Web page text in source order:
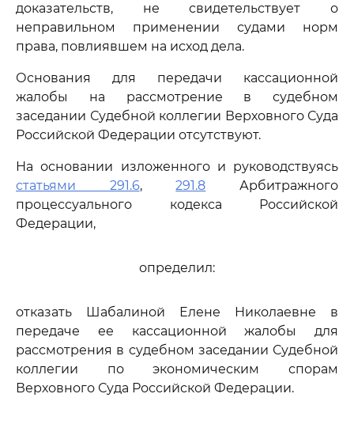
доказательств, не свидетельствует о
неправильном применении судами норм
права, повлиявшем на исход дела.
Основания для передачи кассационной
жалобы на рассмотрение в судебном
заседании Судебной коллегии Верховного Суда
Российской Федерации отсутствуют.
На основании изложенного и руководствуясь
статьями 291.6,291.8 Арбитражного
процессуального кодекса Российской
Федерации,
определил:
отказать Шабалиной Елене Николаевне в
передаче ее кассационной жалобы для
рассмотрения в судебном заседании Судебной
коллегии по экономическим спорам
Верховного Суда Российской Федерации.